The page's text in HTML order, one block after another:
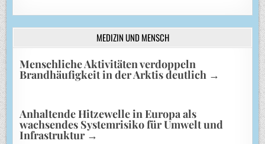
MEDIZIN UND MENSCH
Menschliche Aktivitäten verdoppeln
Brandhäufigkeit in der Arktis deutlich →
Anhaltende Hitzewelle in Europa als
wachsendes Systemrisiko für Umwelt und
Infrastruktur→